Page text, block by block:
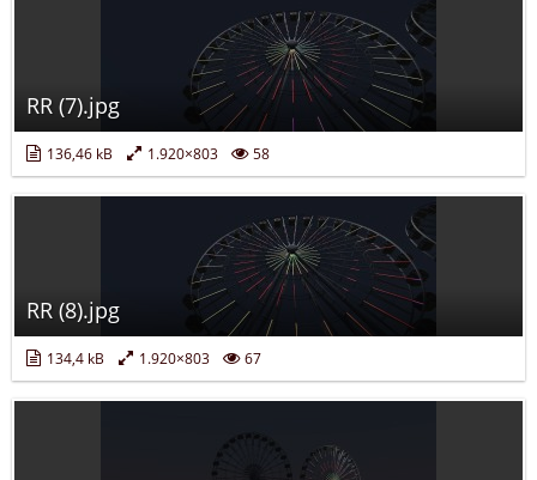
RR (7).jpg
136,46 kB 1.920×803 58
RR (8).jpg
134,4 kB 1.920×803 67